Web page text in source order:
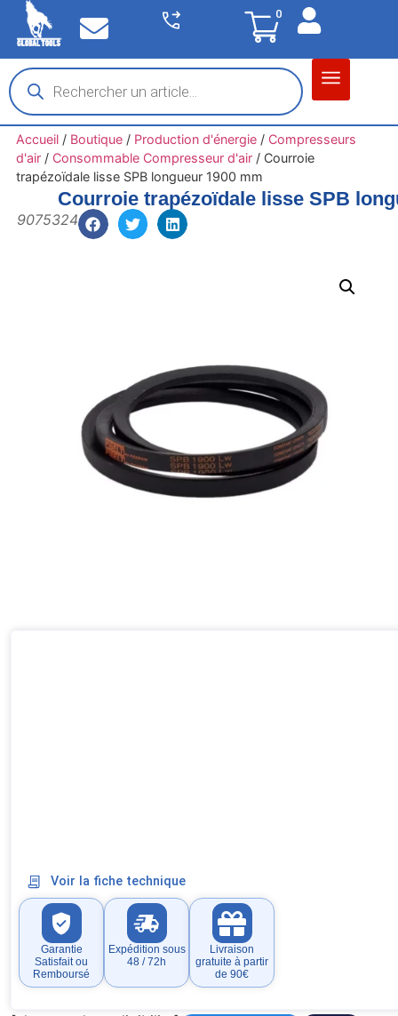
0
Accueil/ Boutique/ Production d'énergie/ Compresseurs
d'air/ Consommable Compresseur d'air/ Courroie
trapézoïdale lisse SPB longueur 1900 mm
Courroie trapézoïdale lisse SPB
9075324
Voir la fiche technique
Garantie
Satisfait ou
Remboursé
Expédition sous
48 / 72h
Livraison
gratuite à partir
de 90€